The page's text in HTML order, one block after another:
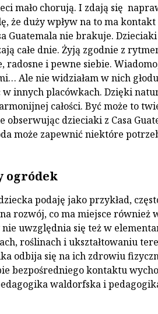
mało chorują. I zdają się
że duży wpływ na to ma
Guatemala nie brakuje.
całe dnie. Żyją zgodnie z
radosne i pewne siebie.
Ale nie widziałam w nich
innych placówkach. Dzięki
całości. Być może to
dzieciaki z Casa
może zapewnić niektóre
ogródek
podaję jako przykład,
rozwój, co ma miejsce również
uwzględnia się też w
roślinach i ukształtowaniu
odbija się na ich zdrowiu
bezpośredniego kontaktu
waldorfska i